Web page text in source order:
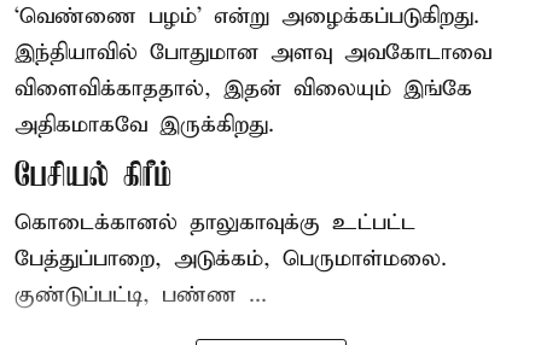
‘வெண்ணை பழம்’ என்று அழைக்கப்படுகிறது.
இந்தியாவில் போதுமான அளவு அவகோடாவை
விளைவிக்காததால், இதன் விலையும் இங்கே
அதிகமாகவே இருக்கிறது.
பேசியல் கிரீம்
கொடைக்கானல் தாலுகாவுக்கு உட்பட்ட
பேத்துப்பாறை, அடுக்கம், பெருமாள்மலை.
குண்டுப்பட்டி, பண்ண ...